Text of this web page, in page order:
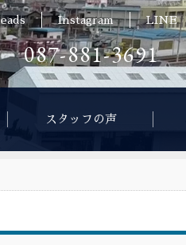
Instagram LINE
087-881-3691
スタッフの声